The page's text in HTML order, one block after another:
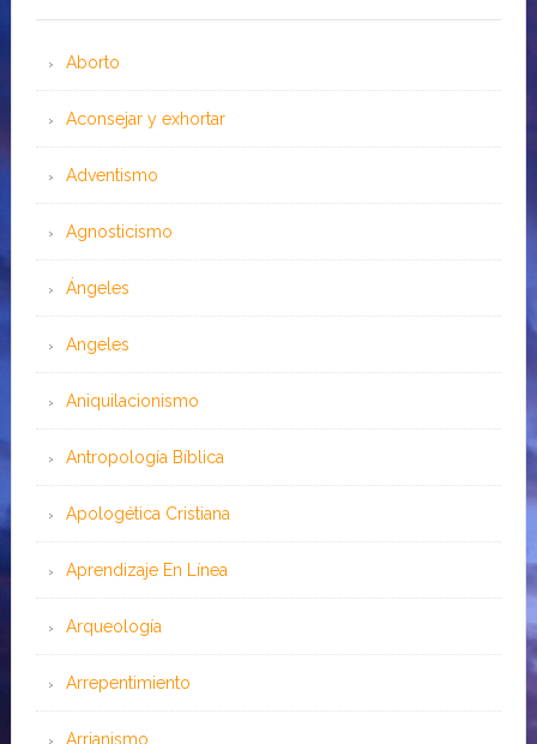
Aborto
Aconsejar y exhortar
Adventismo
Agnosticismo
Ángeles
Angeles
Aniquilacionismo
Antropología Bíblica
Apologética Cristiana
Aprendizaje En Línea
Arqueología
Arrepentimiento
Arrianismo